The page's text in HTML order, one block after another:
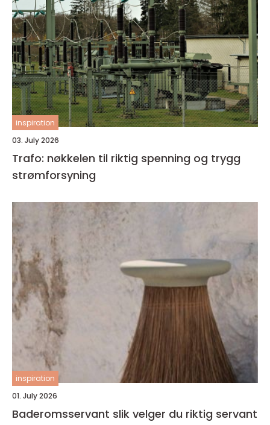
inspiration
03. July 2026
Trafo: nøkkelen til riktig spenning og trygg
strømforsyning
inspiration
01. July 2026
Baderomsservant slik velger du riktig servant